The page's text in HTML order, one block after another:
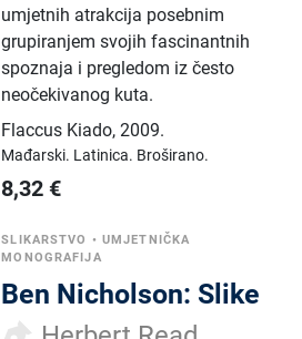
umjetnih atrakcija posebnim
grupiranjem svojih fascinantnih
spoznaja i pregledom iz često
neočekivanog kuta.
Flaccus Kiado,2009.
Mađarski. Latinica. Broširano.
8,32 €
SLIKARSTVO • UMJETNIČKA
MONOGRAFIJA
Ben Nicholson: Slike